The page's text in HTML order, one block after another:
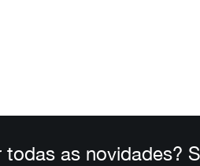
todas as novidades?